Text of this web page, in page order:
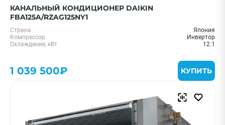
КАНАЛЬНЫЙ КОНДИЦИОНЕР DAIKIN
FBA125A/RZAG125NY1
Страна
Япония
Компрессор
Инвертор
Охлаждение, кВт
12.1
1 039 500₽ КУПИТЬ